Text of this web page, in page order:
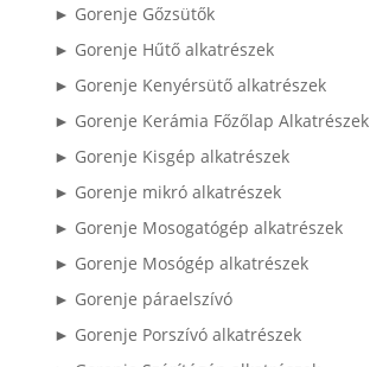
► Gorenje Gőzsütők
► Gorenje Hűtő alkatrészek
► Gorenje Kenyérsütő alkatrészek
► Gorenje Kerámia Főzőlap Alkatrészek
► Gorenje Kisgép alkatrészek
► Gorenje mikró alkatrészek
► Gorenje Mosogatógép alkatrészek
► Gorenje Mosógép alkatrészek
► Gorenje páraelszívó
► Gorenje Porszívó alkatrészek